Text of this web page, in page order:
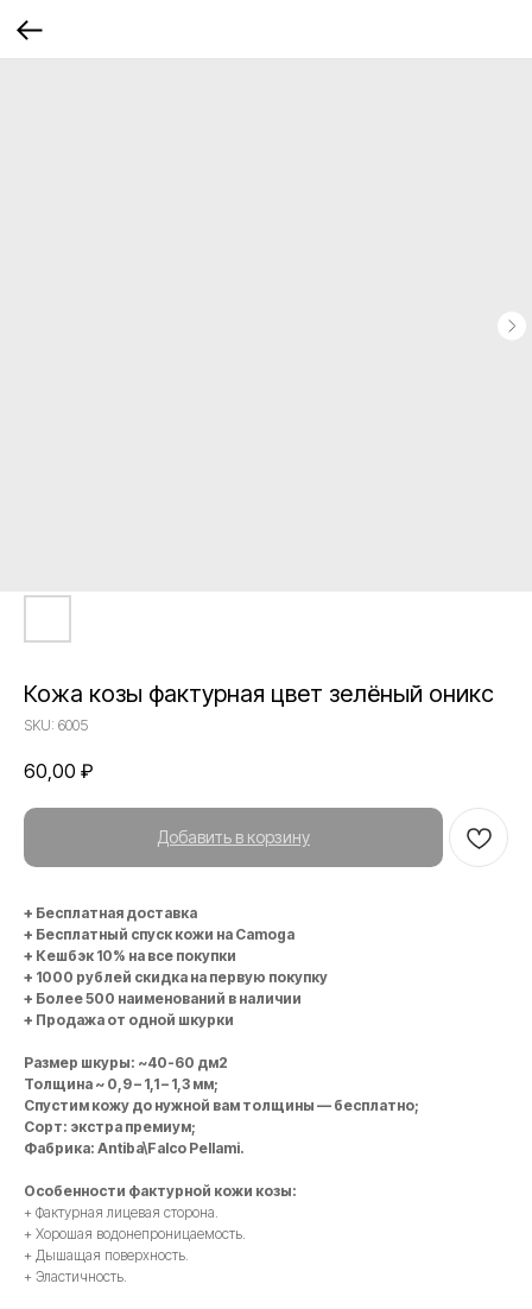
Кожа козы фактурная цвет зелёный оникс
SKU: 6005
60,00 ₽
Добавить в корзину
+ Бесплатная доставка
+ Бесплатный спуск кожи на Camoga
+ Кешбэк 10% на все покупки
+ 1000 рублей скидка на первую покупку
+ Более 500 наименований в наличии
+ Продажа от одной шкурки
Размер шкуры: ~40-60 дм2
Толщина ~ 0,9 – 1,1 – 1,3 мм;
Спустим кожу до нужной вам толщины — бесплатно;
Сорт: экстра премиум;
Фабрика: Antiba\Falco Pellami.
Особенности фактурной кожи козы:
+ Фактурная лицевая сторона.
+ Хорошая водонепроницаемость.
+ Дышащая поверхность.
+ Эластичность.